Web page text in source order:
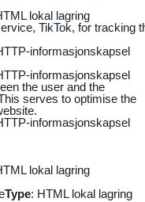
lokal lagring
TikTok, for tracking
informasjonskapsel
informasjonskapsel
the user and the
serves to optimise the
informasjonskapsel
lokal lagring
Type: HTML lokal lagring